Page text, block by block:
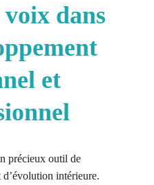
dans
et
précieux outil de
intérieure.